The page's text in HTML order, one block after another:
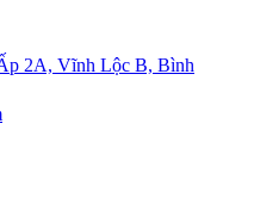
2A, Vĩnh Lộc B, Bình